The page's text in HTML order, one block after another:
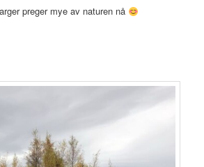
preger mye av naturen nå